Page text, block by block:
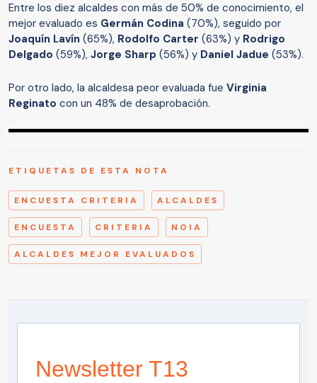
Entre los diez alcaldes con más de 50% de conocimiento, el
mejor evaluado es Germán Codina (70%), seguido por
Joaquín Lavín (65%), Rodolfo Carter (63%) y Rodrigo
Delgado (59%), Jorge Sharp (56%) y Daniel Jadue (53%).
Por otro lado, la alcaldesa peor evaluada fue Virginia
Reginato con un 48% de desaprobación.
ETIQUETAS DE ESTA NOTA
ENCUESTA CRITERIA ALCALDES
ENCUESTA CRITERIA NOIA
ALCALDES MEJOR EVALUADOS
Newsletter T13